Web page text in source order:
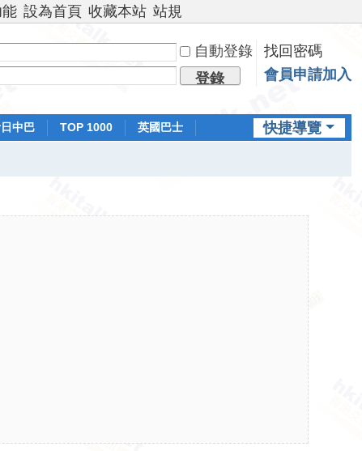
設為首頁 收藏本站 站規
自動登錄
找回密碼
登錄 會員申請加入
快捷導覽
中巴 TOP 1000
英國巴士